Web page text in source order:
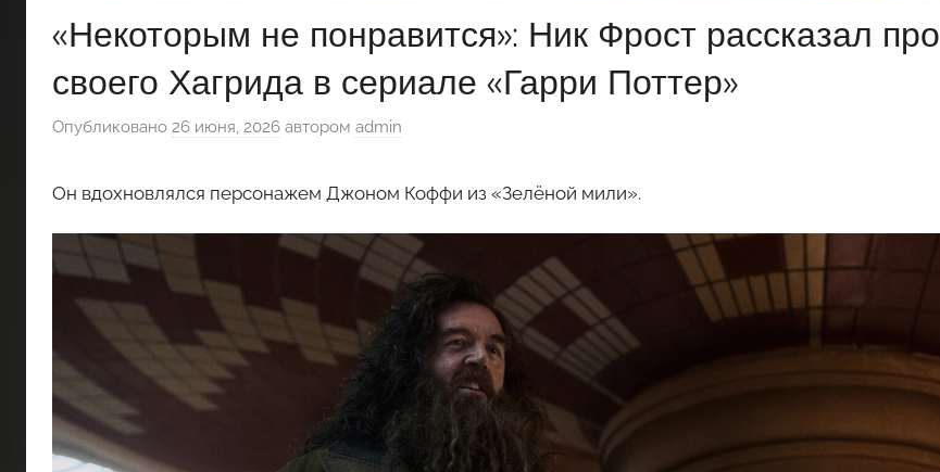
«Некоторым не понравится»: Ник Фрост рассказал про
своего Хагрида в сериале «Гарри Поттер»
Опубликовано 26 июня, 2026 автором admin
Он вдохновлялся персонажем Джоном Коффи из «Зелёной мили».